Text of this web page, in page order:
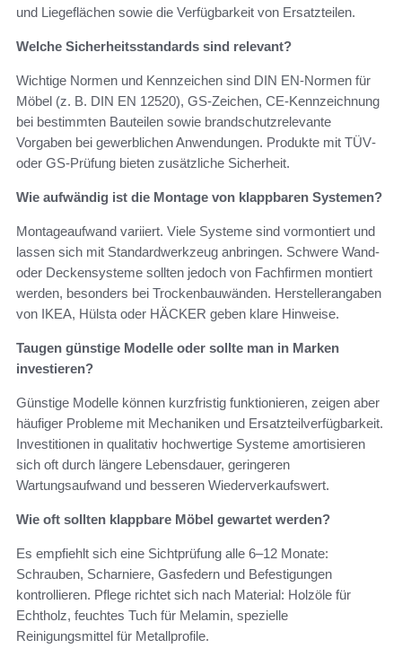
und Liegeflächen sowie die Verfügbarkeit von Ersatzteilen.
Welche Sicherheitsstandards sind relevant?
Wichtige Normen und Kennzeichen sind DIN EN‑Normen für
Möbel (z. B. DIN EN 12520), GS‑Zeichen, CE‑Kennzeichnung
bei bestimmten Bauteilen sowie brandschutzrelevante
Vorgaben bei gewerblichen Anwendungen. Produkte mit TÜV‑
oder GS‑Prüfung bieten zusätzliche Sicherheit.
Wie aufwändig ist die Montage von klappbaren Systemen?
Montageaufwand variiert. Viele Systeme sind vormontiert und
lassen sich mit Standardwerkzeug anbringen. Schwere Wand-
oder Deckensysteme sollten jedoch von Fachfirmen montiert
werden, besonders bei Trockenbauwänden. Herstellerangaben
von IKEA, Hülsta oder HÄCKER geben klare Hinweise.
Taugen günstige Modelle oder sollte man in Marken
investieren?
Günstige Modelle können kurzfristig funktionieren, zeigen aber
häufiger Probleme mit Mechaniken und Ersatzteilverfügbarkeit.
Investitionen in qualitativ hochwertige Systeme amortisieren
sich oft durch längere Lebensdauer, geringeren
Wartungsaufwand und besseren Wiederverkaufswert.
Wie oft sollten klappbare Möbel gewartet werden?
Es empfiehlt sich eine Sichtprüfung alle 6–12 Monate:
Schrauben, Scharniere, Gasfedern und Befestigungen
kontrollieren. Pflege richtet sich nach Material: Holzöle für
Echtholz, feuchtes Tuch für Melamin, spezielle
Reinigungsmittel für Metallprofile.